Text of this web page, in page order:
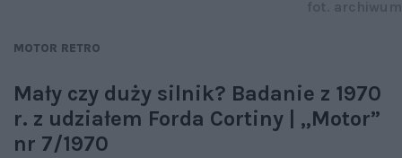
MOTOR RETRO
Mały czy duży silnik? Badanie z 1970
r. z udziałem Forda Cortiny | „Motor”
nr 7/1970